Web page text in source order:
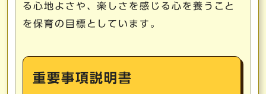
る心地よさや、楽しさを感じる心を養うこと
を保育の目標としています。
重要事項説明書